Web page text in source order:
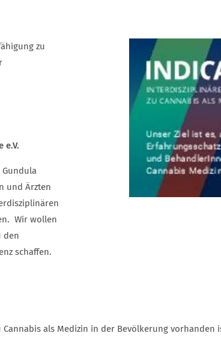
zu
e.V.
und Ärzten
Wir wollen
den
schaffen.
als Medizin in der Bevölkerung vorhanden